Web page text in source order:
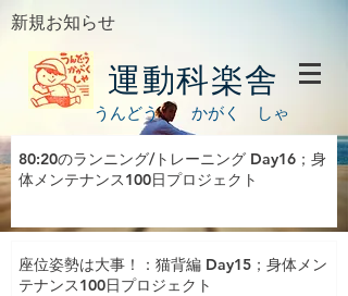
新規お知らせ
運動科楽舎
うんどう かがく しゃ
80:20のランニング/トレーニング Day16；身
体メンテナンス100日プロジェクト
座位姿勢は大事！：猫背編 Day15；身体メン
テナンス100日プロジェクト